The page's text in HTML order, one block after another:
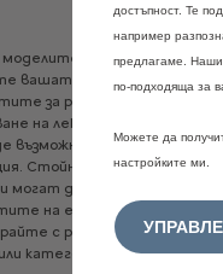
моделите, опциите и
вашата
за разход
на леки
възможност за
Стойностите не вземат
и могат да
на емисиите
с ръководството
категория М1", свободно
достъпност. Те
например
предлагаме.
по-подходяща за
Можете да
настройките ми.